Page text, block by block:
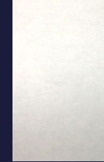
私
修
オー
ベル
ブ
症
時間